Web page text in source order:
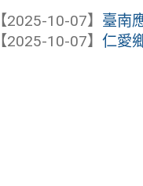
【2025-10-07】 臺南
【2025-10-07】仁愛